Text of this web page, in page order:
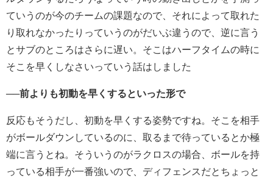
ていうのが今のチームの課題なので、それによって取れた
り取れなかったりっていうのがだいぶ違うので、逆に言う
とサブのところはさらに遅い。そこはハーフタイムの時に
そこを早くしなさいっていう話はしました
──前よりも初動を早くするといった形で
反応もそうだし、初動を早くする姿勢ですね。そこを相手
がボールダウンしているのに、取るまで待っているとか極
端に言うとね。そういうのがラクロスの場合、ボールを持
っている相手が一番強いので、ディフェンスだとちょっと